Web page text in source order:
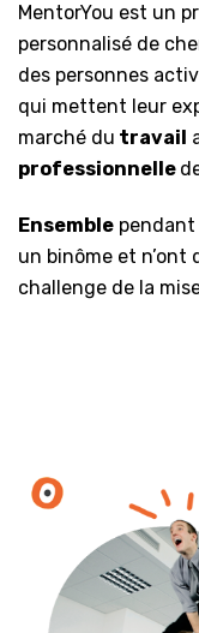
MentorYou est un
personnalisé de
des personnes
qui mettent leur
marché du travail
professionnelle
Ensemble pendant
un binôme et n’ont
challenge de la mise